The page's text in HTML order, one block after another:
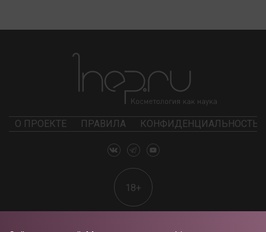
О ПРОЕКТЕ ПРАВИЛА КОНФИДЕНЦИАЛЬНОСТЬ
18+